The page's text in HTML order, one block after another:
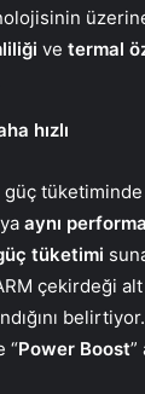
ve termal
hızlı
güç tüketiminde
aynı
tüketimi
çekirdeği
“Power Boost”